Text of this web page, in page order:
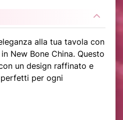
alla tua tavola con
New Bone China. Questo
un design raffinato e
per ogni